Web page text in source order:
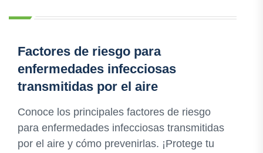
Factores de riesgo para
enfermedades infecciosas
transmitidas por el aire
Conoce los principales factores de riesgo
para enfermedades infecciosas transmitidas
por el aire y cómo prevenirlas. ¡Protege tu